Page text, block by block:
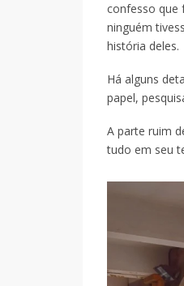
confesso que
ninguém
história deles.
Há alguns
papel,
A parte ruim
tudo em seu